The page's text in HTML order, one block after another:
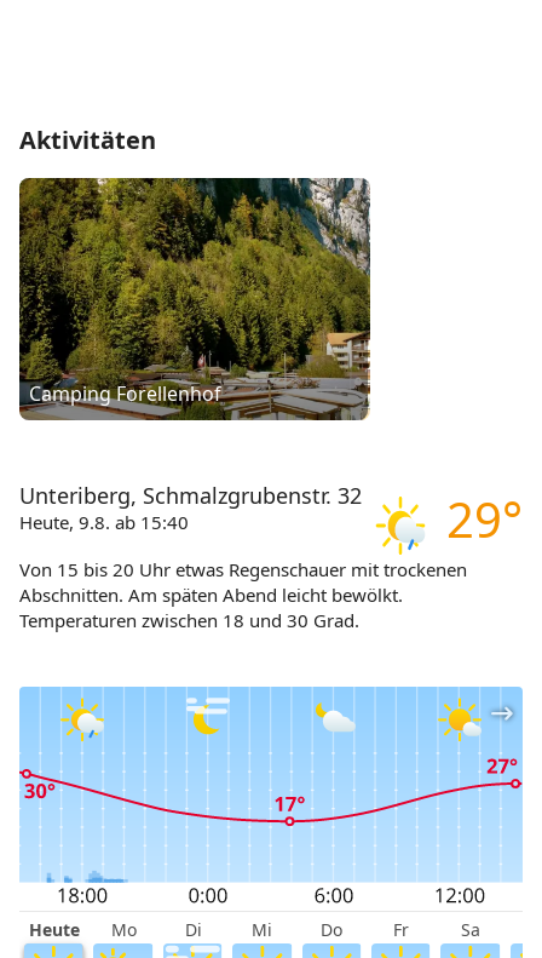
Aktivitäten
Camping Forellenhof
29°
Unteriberg, Schmalzgrubenstr. 32
Heute, 9.8. ab 15:40
Von 15 bis 20 Uhr etwas Regenschauer mit trockenen
Abschnitten. Am späten Abend leicht bewölkt.
Temperaturen zwischen 18 und 30 Grad.
Heute Mo Di Mi Do Fr Sa